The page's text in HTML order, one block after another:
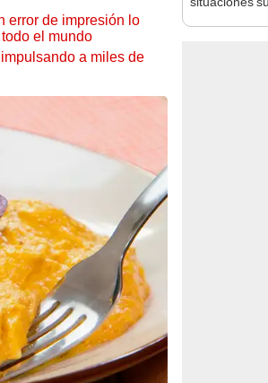
error de impresión lo
el mundo
a miles de